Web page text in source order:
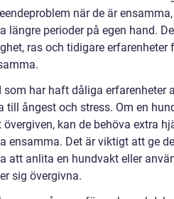
när de är
längre perioder på egen hand.
ras och tidigare
som har haft dåliga erfarenheter
till ångest och stress. Om en
övergiven, kan de behöva extra
ensamma. Det är viktigt att ge
att anlita en hundvakt eller
sig övergivna.